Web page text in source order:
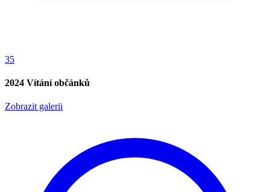
35
2024 Vítání občánků
Zobrazit galerii